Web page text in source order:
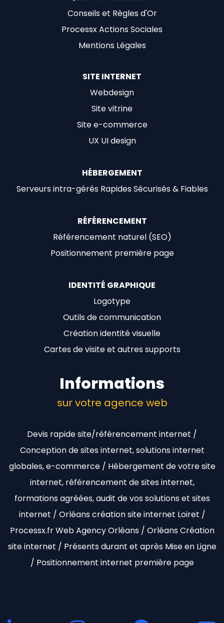
Conseils et Règles d'Or
Processx Actions Sociales
Mentions Légales
SITE INTERNET
Webdesign
Site vitrine
Site e-commerce
UX UI design
HÉBERGEMENT
Serveurs intra-gérés Rapides Sécurisés & Fiables
RÉFÉRENCEMENT
Référencement naturel (SEO)
Positionnement première page
IDENTITÉ GRAPHIQUE
Logotype
Outils de communication
Création identité visuelle
Cartes de visite et autres supports
Informations
sur votre agence web
Devis rapide site/référencement internet /
Conception de sites internet, solutions internet
globales, e-commerce / Hébergement de votre site
internet, référencement de sites internet,
formations agréées, audit de vos solutions et sites
internet / Orléans création site internet Loiret /
Processx.fr Web Agency Orléans / Orléans Création
site internet / Présents durant et après Mise en Ligne
/ Positionnement internet première page